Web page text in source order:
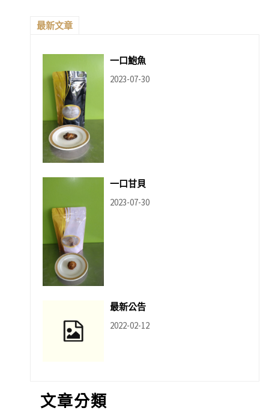
最新文章
一口鮑魚
2023-07-30
一口甘貝
2023-07-30
最新公告
2022-02-12
文章分類